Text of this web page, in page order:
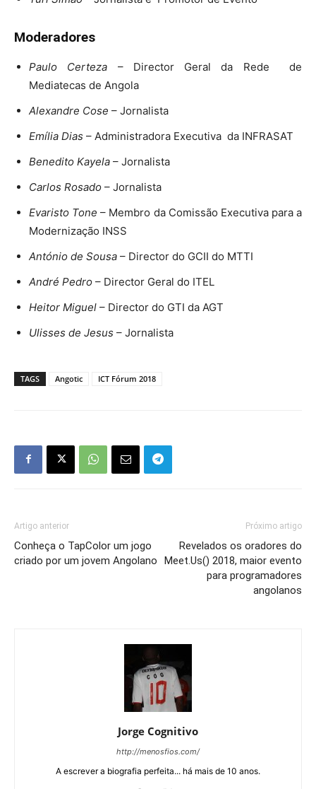
Moderadores
Paulo Certeza – Director Geral da Rede de
Mediatecas de Angola
Alexandre Cose – Jornalista
Emília Dias – Administradora Executiva da INFRASAT
Benedito Kayela – Jornalista
Carlos Rosado – Jornalista
Evaristo Tone – Membro da Comissão Executiva para a
Modernização INSS
António de Sousa – Director do GCII do MTTI
André Pedro – Director Geral do ITEL
Heitor Miguel – Director do GTI da AGT
Ulisses de Jesus – Jornalista
TAGS Angotic ICT Fórum 2018
Artigo anterior
Conheça o TapColor um jogo
criado por um jovem Angolano
Próximo artigo
Revelados os oradores do
Meet.Us() 2018, maior evento
para programadores
angolanos
Jorge Cognitivo
http://menosfios.com/
A escrever a biografia perfeita... há mais de 10 anos.